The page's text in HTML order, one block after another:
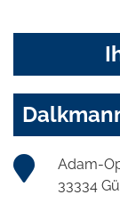
Adam-
33334